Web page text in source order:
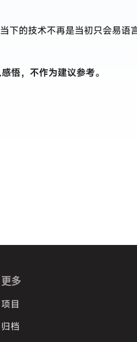
下的技术不再是当初只会易语
悟，不作为建议参考。
更多
项目
归档